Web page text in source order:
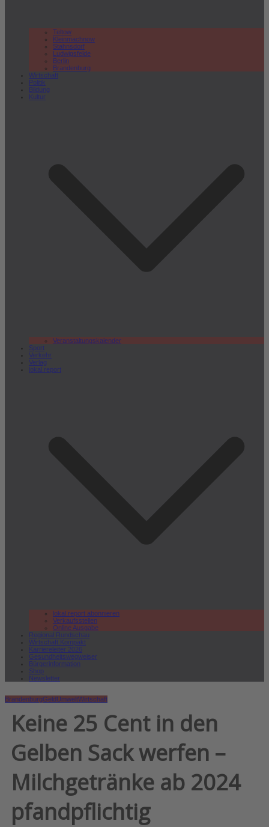
Teltow
Kleinmachnow
Stahnsdorf
Ludwigsfelde
Berlin
Brandenburg
Wirtschaft
Politik
Bildung
Kultur
Veranstaltungskalender
Sport
Verkehr
Verlag
lokal.report
lokal.report abonnieren
Verkaufsstellen
Online Ausgabe
Regional Rundschau
Wirtschaft.Kompakt
Karriereleiter 2026
Gesundheitswegweiser
Bürgerinformation
Shop
Newsletter
BrandenburgGeldUmweltWirtschaft
Keine 25 Cent in den
Gelben Sack werfen –
Milchgetränke ab 2024
pfandpflichtig